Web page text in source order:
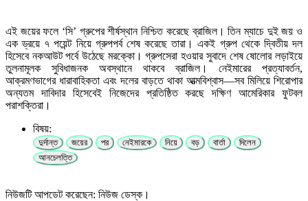
এই জয়ের ফলে ‘সি’ গ্রুপের শীর্ষস্থান নিশ্চিত করেছে ব্রাজিল। তিন ম্যাচে দুই জয় ও
এক ড্রয়ে ৭ পয়েন্ট নিয়ে গ্রুপপর্ব শেষ করেছে তারা। একই গ্রুপ থেকে দ্বিতীয় দল
হিসেবে নকআউট পর্বে উঠেছে মরক্কো। গ্রুপসেরা হওয়ার সুবাদে শেষ ষোলোর লড়াইয়ে
তুলনামূলক সুবিধাজনক অবস্থানে থাকবে ব্রাজিল। নেইমারের প্রত্যাবর্তন,
আক্রমণভাগের ধারাবাহিকতা এবং দলের বাড়তে থাকা আত্মবিশ্বাস—সব মিলিয়ে শিরোপার
অন্যতম দাবিদার হিসেবেই নিজেদের প্রতিষ্ঠিত করছে দক্ষিণ আমেরিকার ফুটবল
পরাশক্তিরা।
বিষয়:
দুর্দান্ত জয়ের পর নেইমারকে নিয়ে বড় বার্তা
দিলেন
আনচেলত্তি
নিউজটি আপডেট করেছেন: নিউজ ডেস্ক।